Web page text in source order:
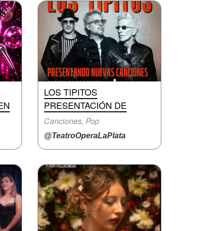
LOS TIPITOS
PRESENTACIÓN DE
Canciones, Pop
@TeatroOperaLaPlata